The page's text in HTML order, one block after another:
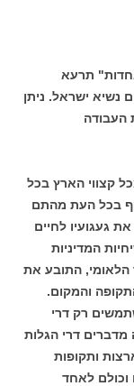
תרעא
נשיא ישראל. ניתן
העבודה
קצווי הארץ בכל
בכל העת מהתם
געגועיו לחיים
המדיניות
הלאומי, התובע את
והמקום.
רק דרי
מדברים דרי הגלות
ותקופות
וכולם לאחד